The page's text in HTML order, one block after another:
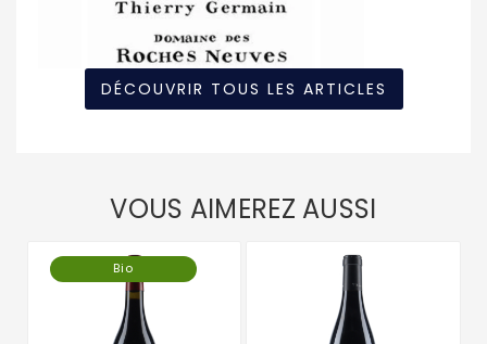
DÉCOUVRIR TOUS LES ARTICLES
VOUS AIMEREZ AUSSI
Bio